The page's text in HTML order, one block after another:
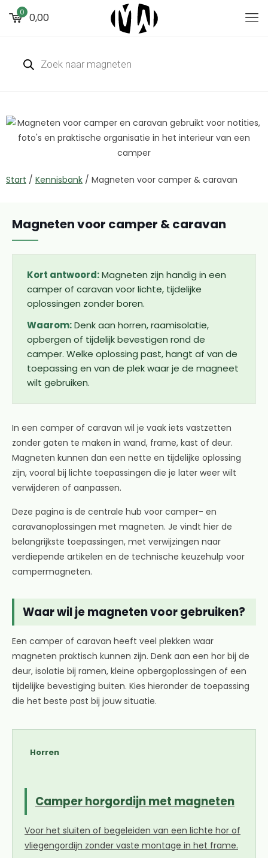
0 0,00
Start / Kennisbank / Magneten voor camper & caravan
Magneten voor camper & caravan
Kort antwoord:Magneten zijn handig in een
camper of caravan voor lichte, tijdelijke
oplossingen zonder boren.
Waarom:Denk aan horren, raamisolatie,
opbergen of tijdelijk bevestigen rond de
camper. Welke oplossing past, hangt af van de
toepassing en van de plek waar je de magneet
wilt gebruiken.
In een camper of caravan wil je vaak iets vastzetten
zonder gaten te maken in wand, frame, kast of deur.
Magneten kunnen dan een nette en tijdelijke oplossing
zijn, vooral bij lichte toepassingen die je later weer wilt
verwijderen of aanpassen.
Deze pagina is de centrale hub voor camper- en
caravanoplossingen met magneten. Je vindt hier de
belangrijkste toepassingen, met verwijzingen naar
verdiepende artikelen en de technische keuzehulp voor
campermagneten.
Waar wil je magneten voor gebruiken?
Een camper of caravan heeft veel plekken waar
magneten praktisch kunnen zijn. Denk aan een hor bij de
deur, isolatie bij ramen, kleine opbergoplossingen of een
tijdelijke bevestiging buiten. Kies hieronder de toepassing
die het beste past bij jouw situatie.
Horren
Camper horgordijn met magneten
Voor het sluiten of begeleiden van een lichte hor of
vliegengordijn zonder vaste montage in het frame.